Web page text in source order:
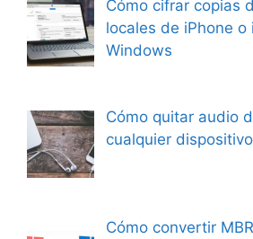
Cómo cifrar copias
locales de iPhone o
Windows
Cómo quitar audio
cualquier dispositivo
Cómo convertir